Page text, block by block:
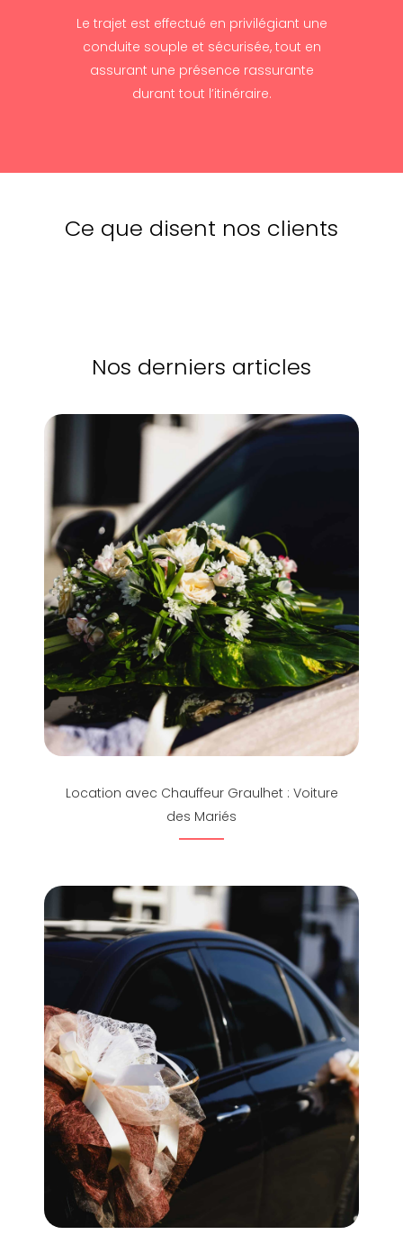
Le trajet est effectué en privilégiant une
conduite souple et sécurisée, tout en
assurant une présence rassurante
durant tout l’itinéraire.
Ce que disent nos clients
Nos derniers articles
Location avec Chauffeur Graulhet : Voiture
des Mariés